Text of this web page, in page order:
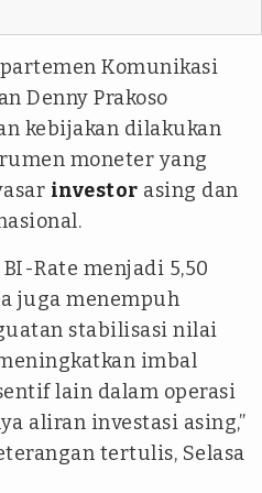
Komunikasi
Denny Prakoso
kebijakan dilakukan
moneter yang
investor asing dan
Rate menjadi 5,50
juga menempuh
stabilisasi nilai
imbal
lain dalam operasi
aliran investasi asing,”
tertulis, Selasa